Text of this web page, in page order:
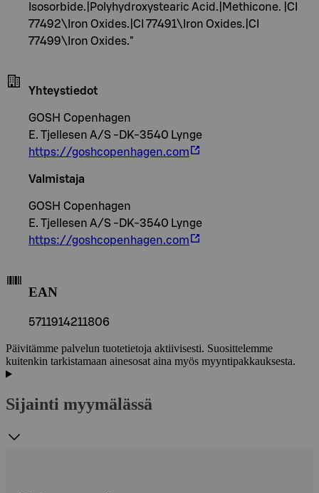
Isosorbide.|Polyhydroxystearic Acid.|Methicone. |CI
77492\Iron Oxides.|CI 77491\Iron Oxides.|CI
77499\Iron Oxides."
Yhteystiedot
GOSH Copenhagen
E. Tjellesen A/S -DK-3540 Lynge
https://goshcopenhagen.com
Valmistaja
GOSH Copenhagen
E. Tjellesen A/S -DK-3540 Lynge
https://goshcopenhagen.com
EAN
5711914211806
Päivitämme palvelun tuotetietoja aktiivisesti. Suosittelemme
kuitenkin tarkistamaan ainesosat aina myös myyntipakkauksesta.
Sijainti myymälässä